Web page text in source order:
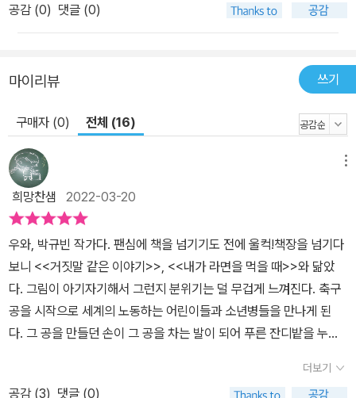
어서도 가난에서 벗어나지 못하게 합니다. 일을 하느라 학교에 가지
6월 12일은 국제노동기구(ILO)가 정한 ‘세계 아동 노동 반대의 날’입
니다. 열악한 환경에서 일하는 아이들을 보호하고, 학교에 가서 공부
게 웃을 수 있는 세상을 위해서는 우리 모두의 관심이 필요합니다. 그
림책 《그 공 차요!》가 우리가 그동안 잘 알지 못했던 ‘아동 노동’ 문제
에 더 관심 갖는 계기가 되기를 바랍니다.
공감 (0) 댓글 (0)
마이리뷰 쓰기
구매자 (0) 전체 (16)
희망찬샘 2022-03-20
우와, 박규빈 작가다. 팬심에 책을 넘기기도 전에 울컥!책장을 넘기다
보니 <<거짓말 같은 이야기>>, <<내가 라면을 먹을 때>>와 닮았
다. 그림이 아기자기해서 그런지 분위기는 덜 무겁게 느껴진다. 축구
공을 시작으로 세계의 노동하는 어린이들과 소년병들을 만나게 된
다. 그 공을 만들던 손이 그 공을 차는 발이 되어 푸른 잔디밭을 누빌
더보기
공감 (3) 댓글 (0)